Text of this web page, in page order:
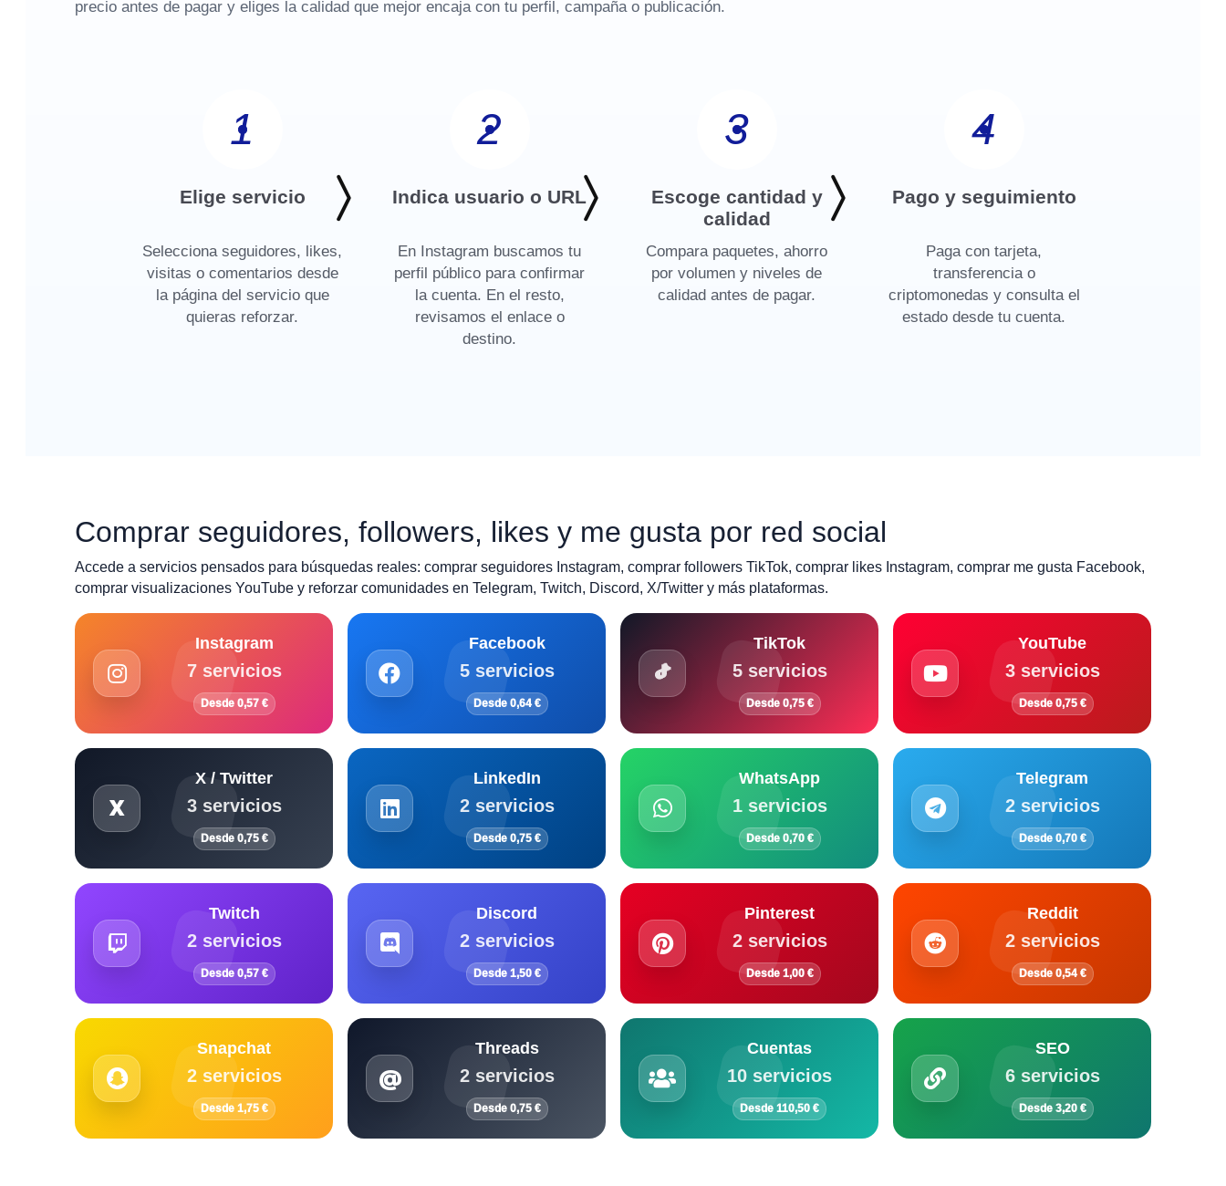
precio antes de pagar y eliges la calidad que mejor encaja con tu perfil, campaña o publicación.
1
Elige servicio
Selecciona seguidores, likes,
visitas o comentarios desde
la página del servicio que
quieras reforzar.
2
Indica usuario o URL
En Instagram buscamos tu
perfil público para confirmar
la cuenta. En el resto,
revisamos el enlace o
destino.
3
Escoge cantidad y
calidad
Compara paquetes, ahorro
por volumen y niveles de
calidad antes de pagar.
4
Pago y seguimiento
Paga con tarjeta,
transferencia o
criptomonedas y consulta el
estado desde tu cuenta.
Comprar seguidores, followers, likes y me gusta por red social
Accede a servicios pensados para búsquedas reales: comprar seguidores Instagram, comprar followers TikTok, comprar likes Instagram, comprar me gusta Facebook,
comprar visualizaciones YouTube y reforzar comunidades en Telegram, Twitch, Discord, X/Twitter y más plataformas.
Instagram
7 servicios
Desde 0,57 €
Facebook
5 servicios
Desde 0,64 €
TikTok
5 servicios
Desde 0,75 €
YouTube
3 servicios
Desde 0,75 €
X / Twitter
3 servicios
Desde 0,75 €
LinkedIn
2 servicios
Desde 0,75 €
WhatsApp
1 servicios
Desde 0,70 €
Telegram
2 servicios
Desde 0,70 €
Twitch
2 servicios
Desde 0,57 €
Discord
2 servicios
Desde 1,50 €
Pinterest
2 servicios
Desde 1,00 €
Reddit
2 servicios
Desde 0,54 €
Snapchat
2 servicios
Desde 1,75 €
Threads
2 servicios
Desde 0,75 €
Cuentas
10 servicios
Desde 110,50 €
SEO
6 servicios
Desde 3,20 €